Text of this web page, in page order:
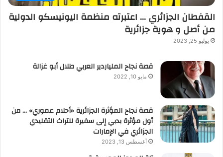
القفطان الجزائري … اعتبرته منظمة اليونيسكو الدولية
من أصل و هوية جزائرية
يوليو 25, 2023
قصة نجاح الملياردير العربي طلال أبو غزالة
مايو 10, 2022
قصة نجاح المؤثرة الجزائرية «أحلام عموري» … من
أول مؤثرة بدبي إلى سفيرة للتراث التقليدي
الجزائري في الإمارات
أغسطس 13, 2023